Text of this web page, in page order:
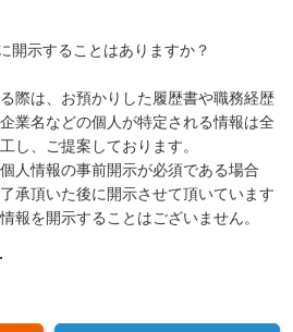
開示することはありますか？
際は、お預かりした履歴書や職務経歴
業名などの個人が特定される情報は全
し、ご提案しております。
人情報の事前開示が必須である場合
承頂いた後に開示させて頂いています
報を開示することはございません。